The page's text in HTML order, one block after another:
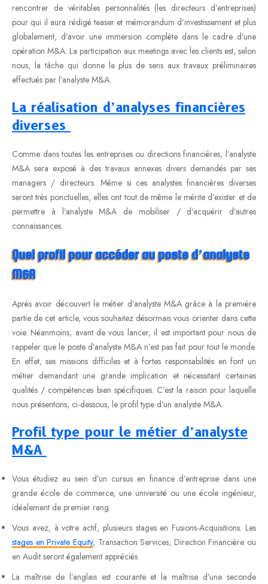
rencontrer de véritables personnalités (les directeurs d’entreprises)
pour qui il aura rédigé teaser et mémorandum d’investissement et plus
globalement, d’avoir une immersion complète dans le cadre d’une
opération M&A. La participation aux meetings avec les clients est, selon
nous, la tâche qui donne le plus de sens aux travaux préliminaires
effectués par l’analyste M&A.
La réalisation d’analyses financières
diverses
Comme dans toutes les entreprises ou directions financières, l’analyste
M&A sera exposé à des travaux annexes divers demandés par ses
managers / directeurs. Même si ces analystes financières diverses
seront très ponctuelles, elles ont tout de même le mérite d’exister et de
permettre à l’analyste M&A de mobiliser / d’acquérir d’autres
connaissances.
Quel profil pour accéder au poste d’analyste
M&A
Après avoir découvert le métier d’analyste M&A grâce à la première
partie de cet article, vous souhaitez désormais vous orienter dans cette
voie. Néanmoins, avant de vous lancer, il est important pour nous de
rappeler que le poste d’analyste M&A n’est pas fait pour tout le monde.
En effet, ses missions difficiles et à fortes responsabilités en font un
métier demandant une grande implication et nécessitant certaines
qualités / compétences bien spécifiques. C’est la raison pour laquelle
nous présentons, ci-dessous, le profil type d’un analyste M&A.
Profil type pour le métier d’analyste
M&A
Vous étudiez au sein d’un cursus en finance d’entreprise dans une
grande école de commerce, une université ou une école ingénieur,
idéalement de premier rang.
Vous avez, à votre actif, plusieurs stages en Fusions-Acquisitions. Les
stages en Private Equity, Transaction Services, Direction Financière ou
en Audit seront également appréciés.
La maîtrise de l’anglais est courante et la maîtrise d’une seconde